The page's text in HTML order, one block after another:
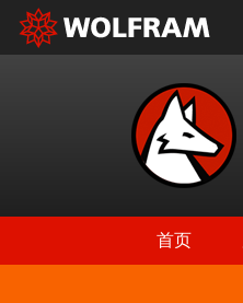
首页